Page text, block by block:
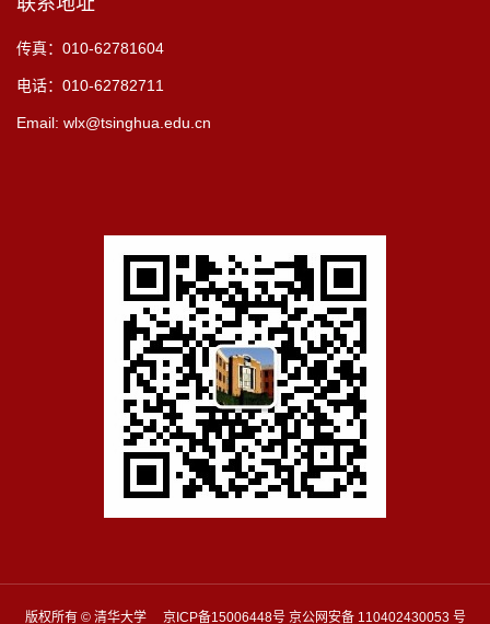
传真：010-62781604
电话：010-62782711
Email: wlx@tsinghua.edu.cn
版权所有 © 清华大学 京ICP备15006448号 京公网安备 110402430053 号